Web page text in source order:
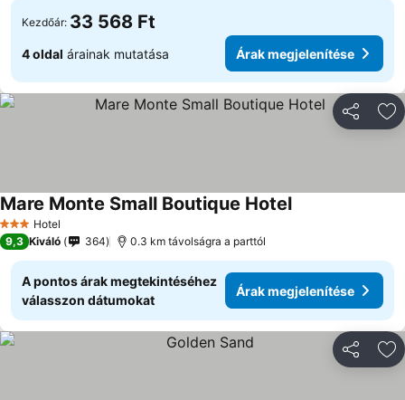
Kezdőár: 33 568 Ft
4 oldal árainak mutatása Árak megjelenítése
3 Kategória
Hotel
Mare Monte Small Boutique Hotel
9,3 Kiváló 364 0.3 km távolságra a parttól
A pontos árak megtekintéséhez
válasszon dátumokat
Árak megjelenítése